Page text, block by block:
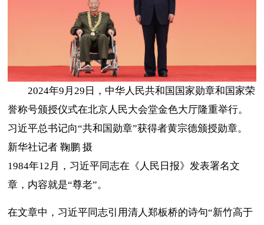
2024年9月29日，中华人民共和国国家勋章和国家荣
誉称号颁授仪式在北京人民大会堂金色大厅隆重举行。
习近平总书记向“共和国勋章”获得者黄宗德颁授勋章。
新华社记者 鞠鹏 摄
1984年12月，习近平同志在《人民日报》发表署名文
章，内容就是“尊老”。
在文章中，习近平同志引用清人郑板桥的诗句“新竹高于